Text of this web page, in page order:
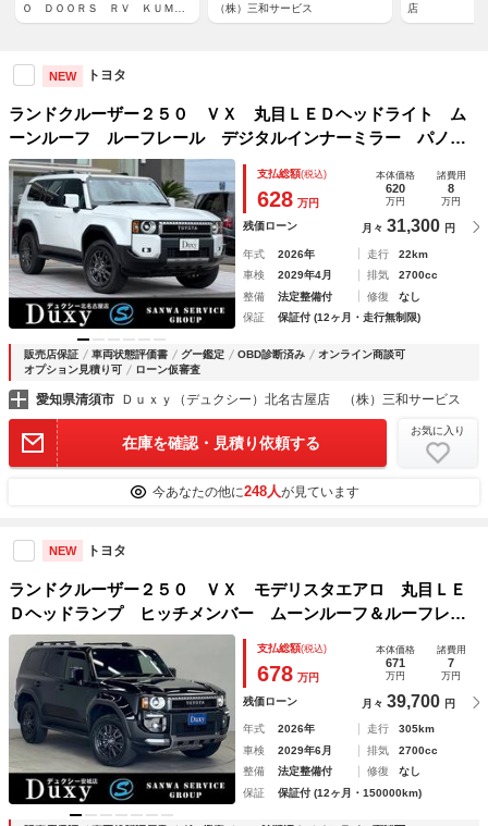
Ｏ ＤＯＯＲＳ ＲＶ ＫＵＭＡ
ＧＡＹＡ
（株）三和サービス
店
NEW トヨタ
ランドクルーザー２５０ ＶＸ 丸目ＬＥＤヘッドライト ム
ーンルーフ ルーフレール デジタルインナーミラー パノラ
ミックビューモニター ブラインドスポットモニタ ベンチレ
ーション １３．２型ディスプレイ ＥＴＣ２．０ 黒レザー
シート
支払総額(税込)
628 万円
本体価格
620
万円
諸費用
8
万円
残価ローン 月々 31,300 円
年式 2026年 走行
22km
車検
2029年4月 排気
2700cc
整備
法定整備付 修復
なし
保証
保証付 (12ヶ月・走行無制限)
販売店保証 車両状態評価書 グー鑑定 OBD診断済み
オンライン商談可
オプション見積り可
ローン仮審査
愛知県清須市 Ｄｕｘｙ（デュクシー）北名古屋店 （株）三和サービス
在庫を確認・見積り依頼する
お気に入り
今あなたの他に248人が見ています
NEW トヨタ
ランドクルーザー２５０ ＶＸ モデリスタエアロ 丸目ＬＥ
Ｄヘッドランプ ヒッチメンバー ムーンルーフ＆ルーフレー
ル １２．３インチディスプレイ 全周囲モニター ＢＳＭ
デジタルインナーミラー シートメモリー パワーバックドア
支払総額(税込)
678 万円
本体価格
671
万円
諸費用
7
万円
残価ローン 月々 39,700 円
年式 2026年 走行
305km
車検
2029年6月 排気
2700cc
整備
法定整備付 修復
なし
保証
保証付 (12ヶ月・150000km)